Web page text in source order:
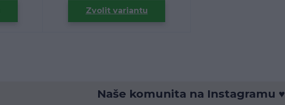
Zvolit variantu
Naše komunita na Instagramu ♥